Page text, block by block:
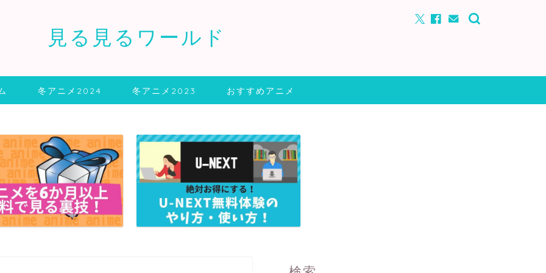
見る見るワールド
冬アニメ2024 冬アニメ2023 おすすめアニメ